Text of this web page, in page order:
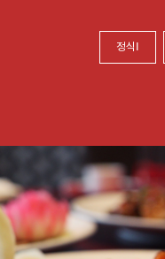
정식Ⅰ